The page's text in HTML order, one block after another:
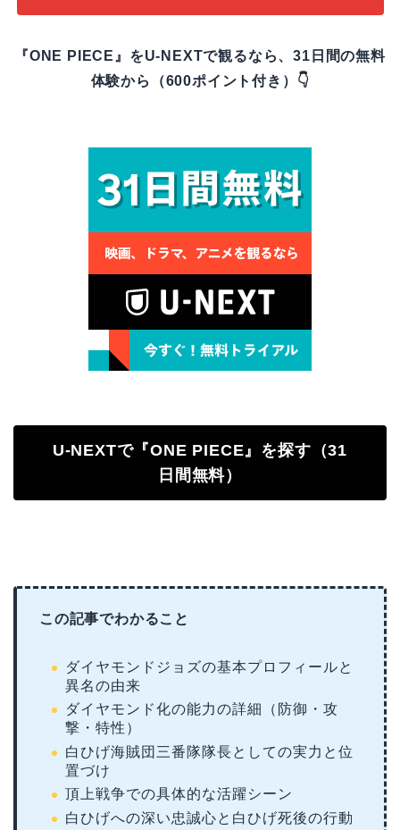
『ONE PIECE』をU-NEXTで観るなら、31日間の無料
体験から（600ポイント付き）👇
U-NEXTで『ONE PIECE』を探す（31
日間無料）
この記事でわかること
ダイヤモンドジョズの基本プロフィールと
異名の由来
ダイヤモンド化の能力の詳細（防御・攻
撃・特性）
白ひげ海賊団三番隊隊長としての実力と位
置づけ
頂上戦争での具体的な活躍シーン
白ひげへの深い忠誠心と白ひげ死後の行動